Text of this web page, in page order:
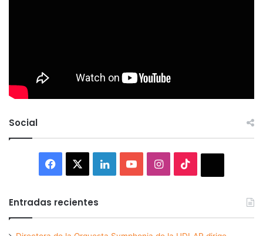
Social
Facebook LinkedInYouTubeInstagram
Entradas recientes